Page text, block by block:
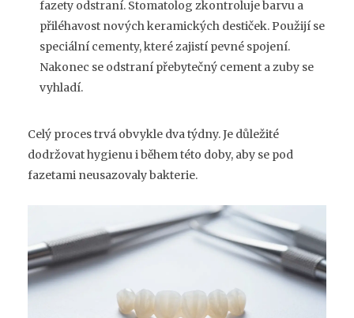
fazety odstraní. Stomatolog zkontroluje barvu a
přiléhavost nových keramických destiček. Použijí se
speciální cementy, které zajistí pevné spojení.
Nakonec se odstraní přebytečný cement a zuby se
vyhladí.
Celý proces trvá obvykle dva týdny. Je důležité
dodržovat hygienu i během této doby, aby se pod
fazetami neusazovaly bakterie.